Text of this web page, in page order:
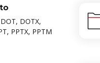
DOTX,
PPTX, PPTM